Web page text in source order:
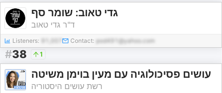
גדי טאוב: שומר סף
ד"ר גדי טאוב
Listeners: Contact: pod491@yahoo.com
#38 1
עושים פסיכולוגיה עם מעין בוימן משיטה
רשת עושים היסטוריה